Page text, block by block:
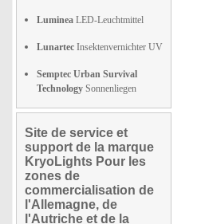
Luminea LED-Leuchtmittel
Lunartec Insektenvernichter UV
Semptec Urban Survival
Technology Sonnenliegen
Site de service et
support de la marque
KryoLights Pour les
zones de
commercialisation de
l'Allemagne, de
l'Autriche et de la